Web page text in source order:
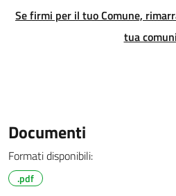
Se firmi per il tuo Comune,
tua
Documenti
Formati disponibili:
.pdf